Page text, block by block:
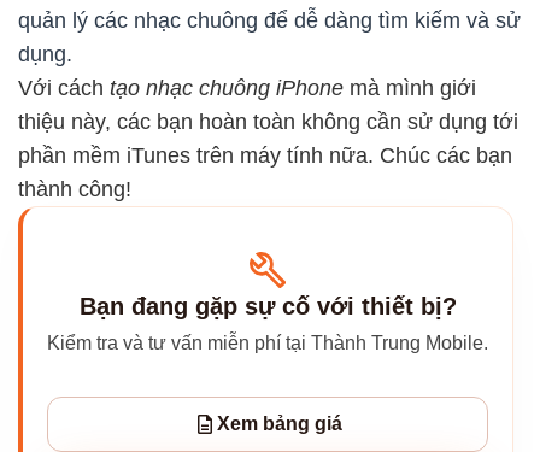
quản lý các nhạc chuông để dễ dàng tìm kiếm và sử
dụng.
Với cách tạo nhạc chuông iPhone mà mình giới
thiệu này, các bạn hoàn toàn không cần sử dụng tới
phần mềm iTunes trên máy tính nữa. Chúc các bạn
thành công!
Bạn đang gặp sự cố với thiết bị?
Kiểm tra và tư vấn miễn phí tại Thành Trung Mobile.
Xem bảng giá